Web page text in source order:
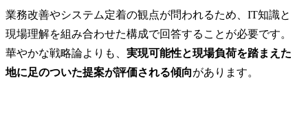
業務改善やシステム定着の観点が問われるため、IT知識と
現場理解を組み合わせた構成で回答することが必要です。
華やかな戦略論よりも、 実現可能性と現場負荷を踏まえた
地に足のついた提案が評価される傾向があります。